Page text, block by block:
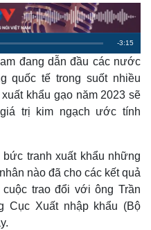
R
e
i
-3:15
đang dẫn đầu các nước
quốc tế trong suốt nhiều
khẩu gạo năm 2023 sẽ
trị kim ngạch ước tính
tranh xuất khẩu những
nào đã cho các kết quả
trao đổi với ông Trần
Cục Xuất nhập khẩu (Bộ